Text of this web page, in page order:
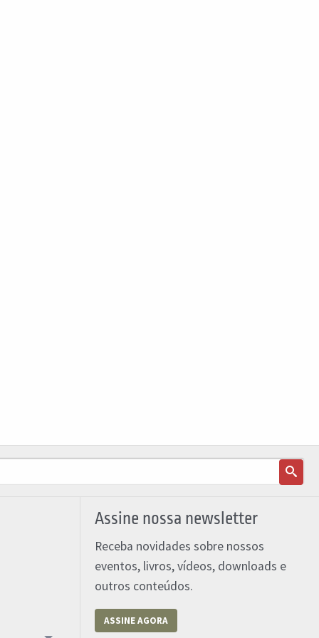
Assine nossa newsletter
Receba novidades sobre nossos
eventos, livros, vídeos, downloads e
outros conteúdos.
ASSINE AGORA